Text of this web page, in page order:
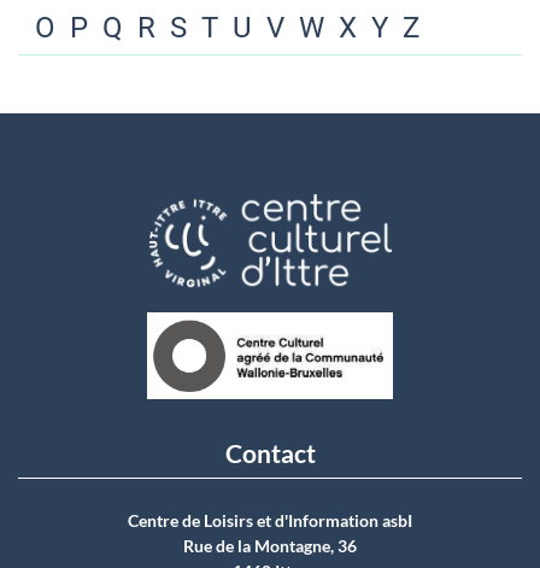
O P Q R S T U V W X Y Z
Contact
Centre de Loisirs et d'Information asbI
Rue de la Montagne, 36